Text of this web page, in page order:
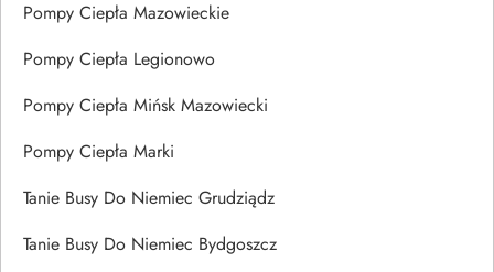
Pompy Ciepła Mazowieckie
Pompy Ciepła Legionowo
Pompy Ciepła Mińsk Mazowiecki
Pompy Ciepła Marki
Tanie Busy Do Niemiec Grudziądz
Tanie Busy Do Niemiec Bydgoszcz